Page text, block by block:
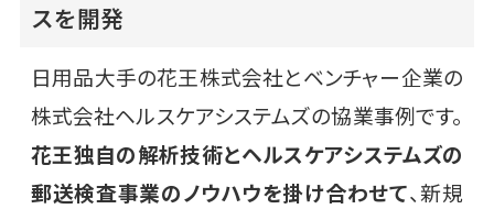
スを開発
日用品大手の花王株式会社とベンチャー企業の
株式会社ヘルスケアシステムズの協業事例です。
花王独自の解析技術とヘルスケアシステムズの
郵送検査事業のノウハウを掛け合わせて、新規